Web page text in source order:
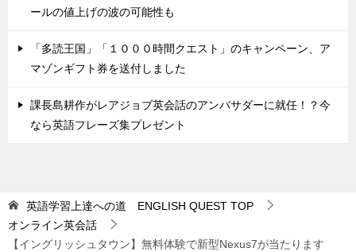
ールの値上げの波の可能性も
「多読王国」「１０００時間クエスト」のキャンペーン、ア
マゾンギフト券を送付しました
課長島耕作がレアジョブ英会話のアンバサダーに就任！？今
なら英語フレーズ集プレゼント
英語学習上達への道 ENGLISH QUEST TOP
オンライン英会話
【イングリッシュタウン】無料体験で新型Nexus7が当たります